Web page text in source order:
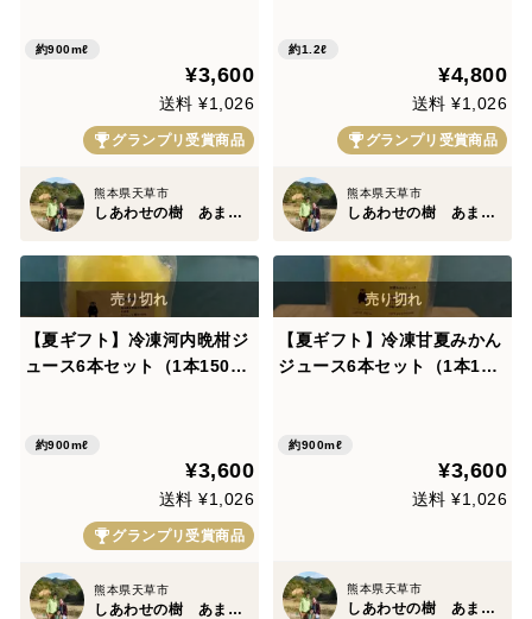
約900mℓ
¥3,600
送料 ¥1,026
グランプリ受賞商品
熊本県天草市
しあわせの樹 あまくさ
約1.2ℓ
¥4,800
送料 ¥1,026
グランプリ受賞商品
熊本県天草市
しあわせの樹 あまくさ
【夏ギフト】冷凍河内晩柑ジ
ュース6本セット（1本150m
約900mℓ
¥3,600
送料 ¥1,026
グランプリ受賞商品
熊本県天草市
しあわせの樹 あまくさ
【夏ギフト】冷凍甘夏みかん
ジュース6本セット（1本150
約900mℓ
¥3,600
送料 ¥1,026
熊本県天草市
しあわせの樹 あまくさ